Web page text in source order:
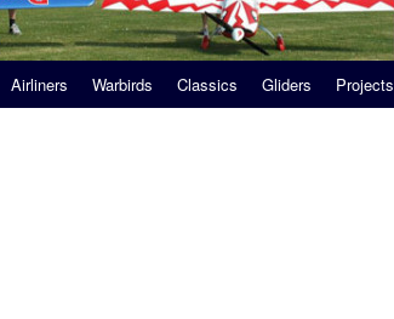
Airliners Warbirds Classics Gliders Projects